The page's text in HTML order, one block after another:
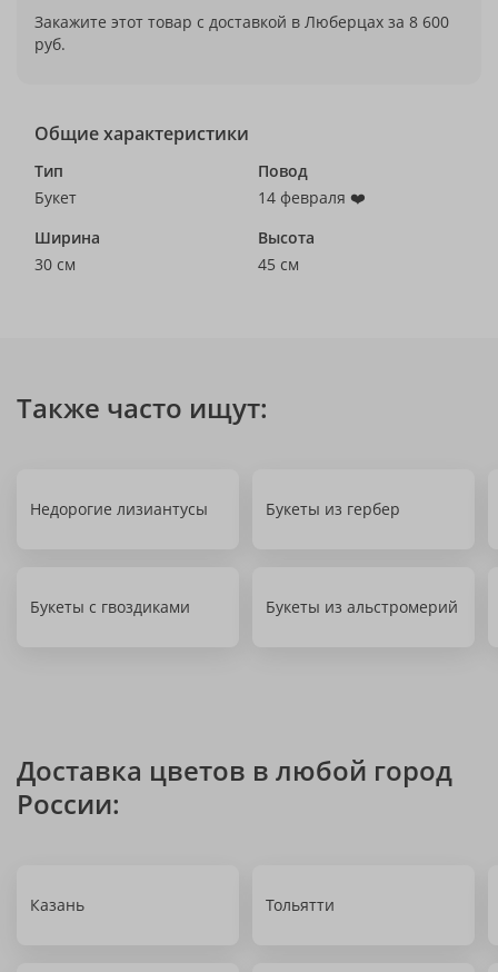
Закажите этот товар с доставкой в Люберцах за 8 600
руб.
Общие характеристики
Тип
Букет
Повод
14 февраля ❤️
Ширина
30 см
Высота
45 см
Также часто ищут:
Недорогие лизиантусы Букеты из гербер
Букеты с гвоздиками Букеты из альстромерий
Доставка цветов в любой город
России:
Казань Тольятти